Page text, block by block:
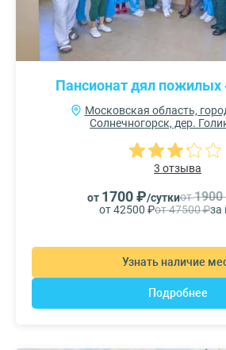
Пансионат дял пожилых
Московская область,
Солнечногорск, дер.
3 отзыва
от 1700 ₽/суткиот1900
от 42500 ₽от 47500 ₽за
Узнать наличие
Подробнее